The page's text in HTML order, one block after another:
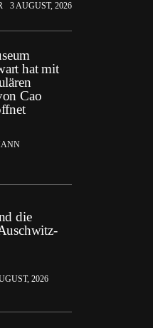
3 AUGUST, 2026
hat mit
Cao
die
2026